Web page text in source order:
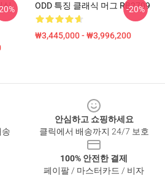
식
ODD 특징 클래식 머그 RB2709
₩3,445,000 - ₩3,996,200
-20%
안심하고 쇼핑하세요
클릭에서 배송까지 24/7 보호
100% 안전한 결제
페이팔 / 마스터카드 / 비자